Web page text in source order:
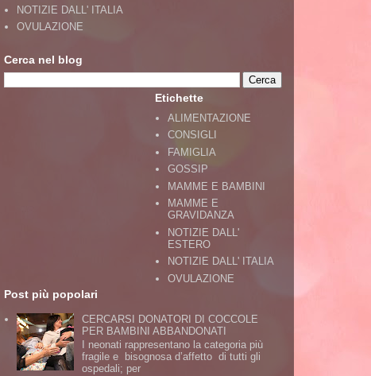
NOTIZIE DALL' ITALIA
OVULAZIONE
Cerca nel blog
Etichette
ALIMENTAZIONE
CONSIGLI
FAMIGLIA
GOSSIP
MAMME E BAMBINI
MAMME E
GRAVIDANZA
NOTIZIE DALL'
ESTERO
NOTIZIE DALL' ITALIA
OVULAZIONE
Post più popolari
CERCARSI DONATORI DI COCCOLE
PER BAMBINI ABBANDONATI
I neonati rappresentano la categoria più
fragile e bisognosa d’affetto di tutti gli
ospedali; per